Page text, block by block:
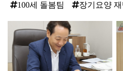
100세 돌봄팀
장기요양
라
인